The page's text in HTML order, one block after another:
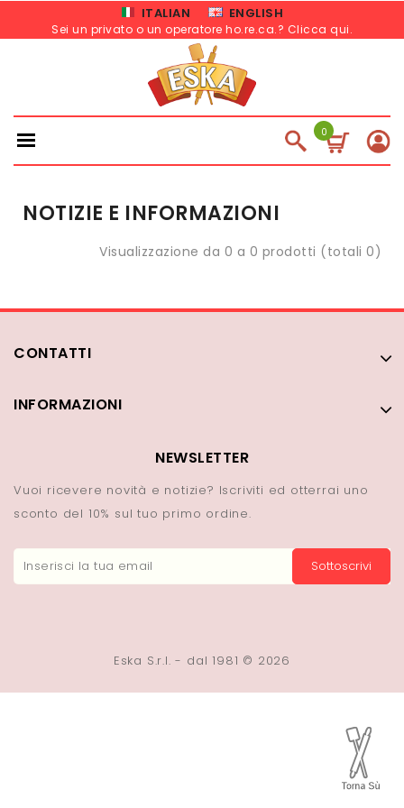
ITALIAN ENGLISH
Sei un privato o un operatore ho.re.ca.? Clicca qui.
0
NOTIZIE E INFORMAZIONI
Visualizzazione da 0 a 0 prodotti (totali 0)
CONTATTI
INFORMAZIONI
NEWSLETTER
Vuoi ricevere novità e notizie? Iscriviti ed otterrai uno
sconto del 10% sul tuo primo ordine.
Sottoscrivi
Eska S.r.l. - dal 1981 © 2026